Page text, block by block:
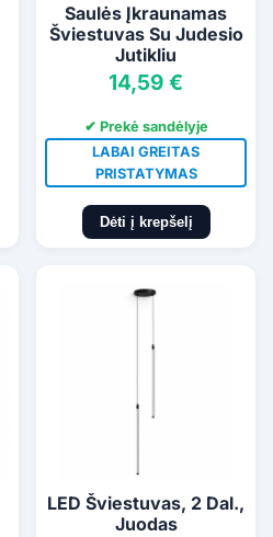
Saulės Įkraunamas
Šviestuvas Su Judesio
Jutikliu
14,59 €
✔ Prekė sandėlyje
LABAI GREITAS
PRISTATYMAS
Dėti į krepšelį
LED Šviestuvas, 2 Dal.,
Juodas